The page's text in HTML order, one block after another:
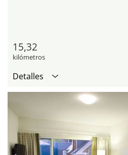
15,32
kilómetros
Detalles